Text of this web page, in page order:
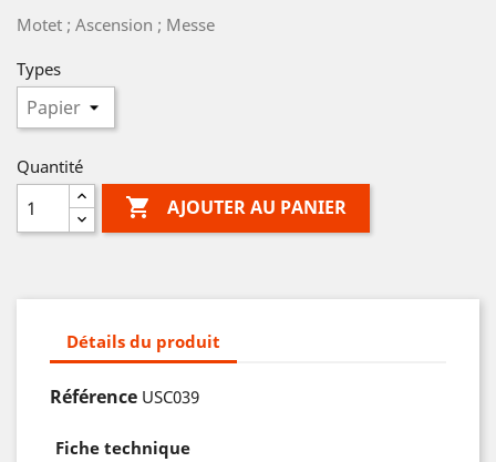
Motet ; Ascension ; Messe
Types
Quantité
 AJOUTER AU PANIER
Détails du produit
Référence USC039
Fiche technique